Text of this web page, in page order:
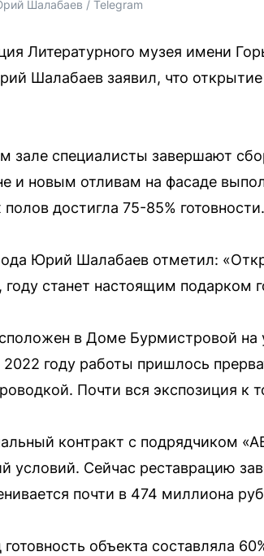
Шалабаев / Telegram
Литературного музея имени
Шалабаев заявил, что
зале специалисты завершают
и новым отливам на фасаде
достигла 75-85% готовности.
Юрий Шалабаев отметил:
станет настоящим подарком
в Доме Бурмистровой на
2022 году работы пришлось
Почти вся экспозиция
контракт с подрядчиком
условий. Сейчас реставрацию
почти в 474 миллиона
готовность объекта составляла